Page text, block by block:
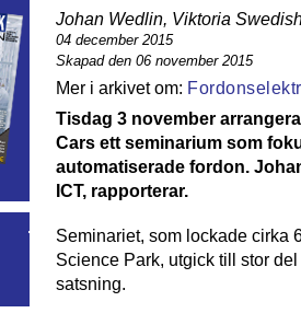
Johan Wedlin, Viktoria
04 december 2015
Skapad den 06 november 2015
Tisdag 3 november
Cars ett seminarium som
automatiserade fordon.
ICT, rapporterar.
Seminariet, som lockade cirka
Science Park, utgick till stor
satsning.